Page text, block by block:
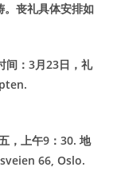
。丧礼具体安排如
：3月23日，礼
上午9：30. 地
66, Oslo.